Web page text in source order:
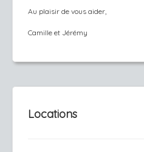
Au plaisir de vous aider,
Camille et Jérémy
Locations